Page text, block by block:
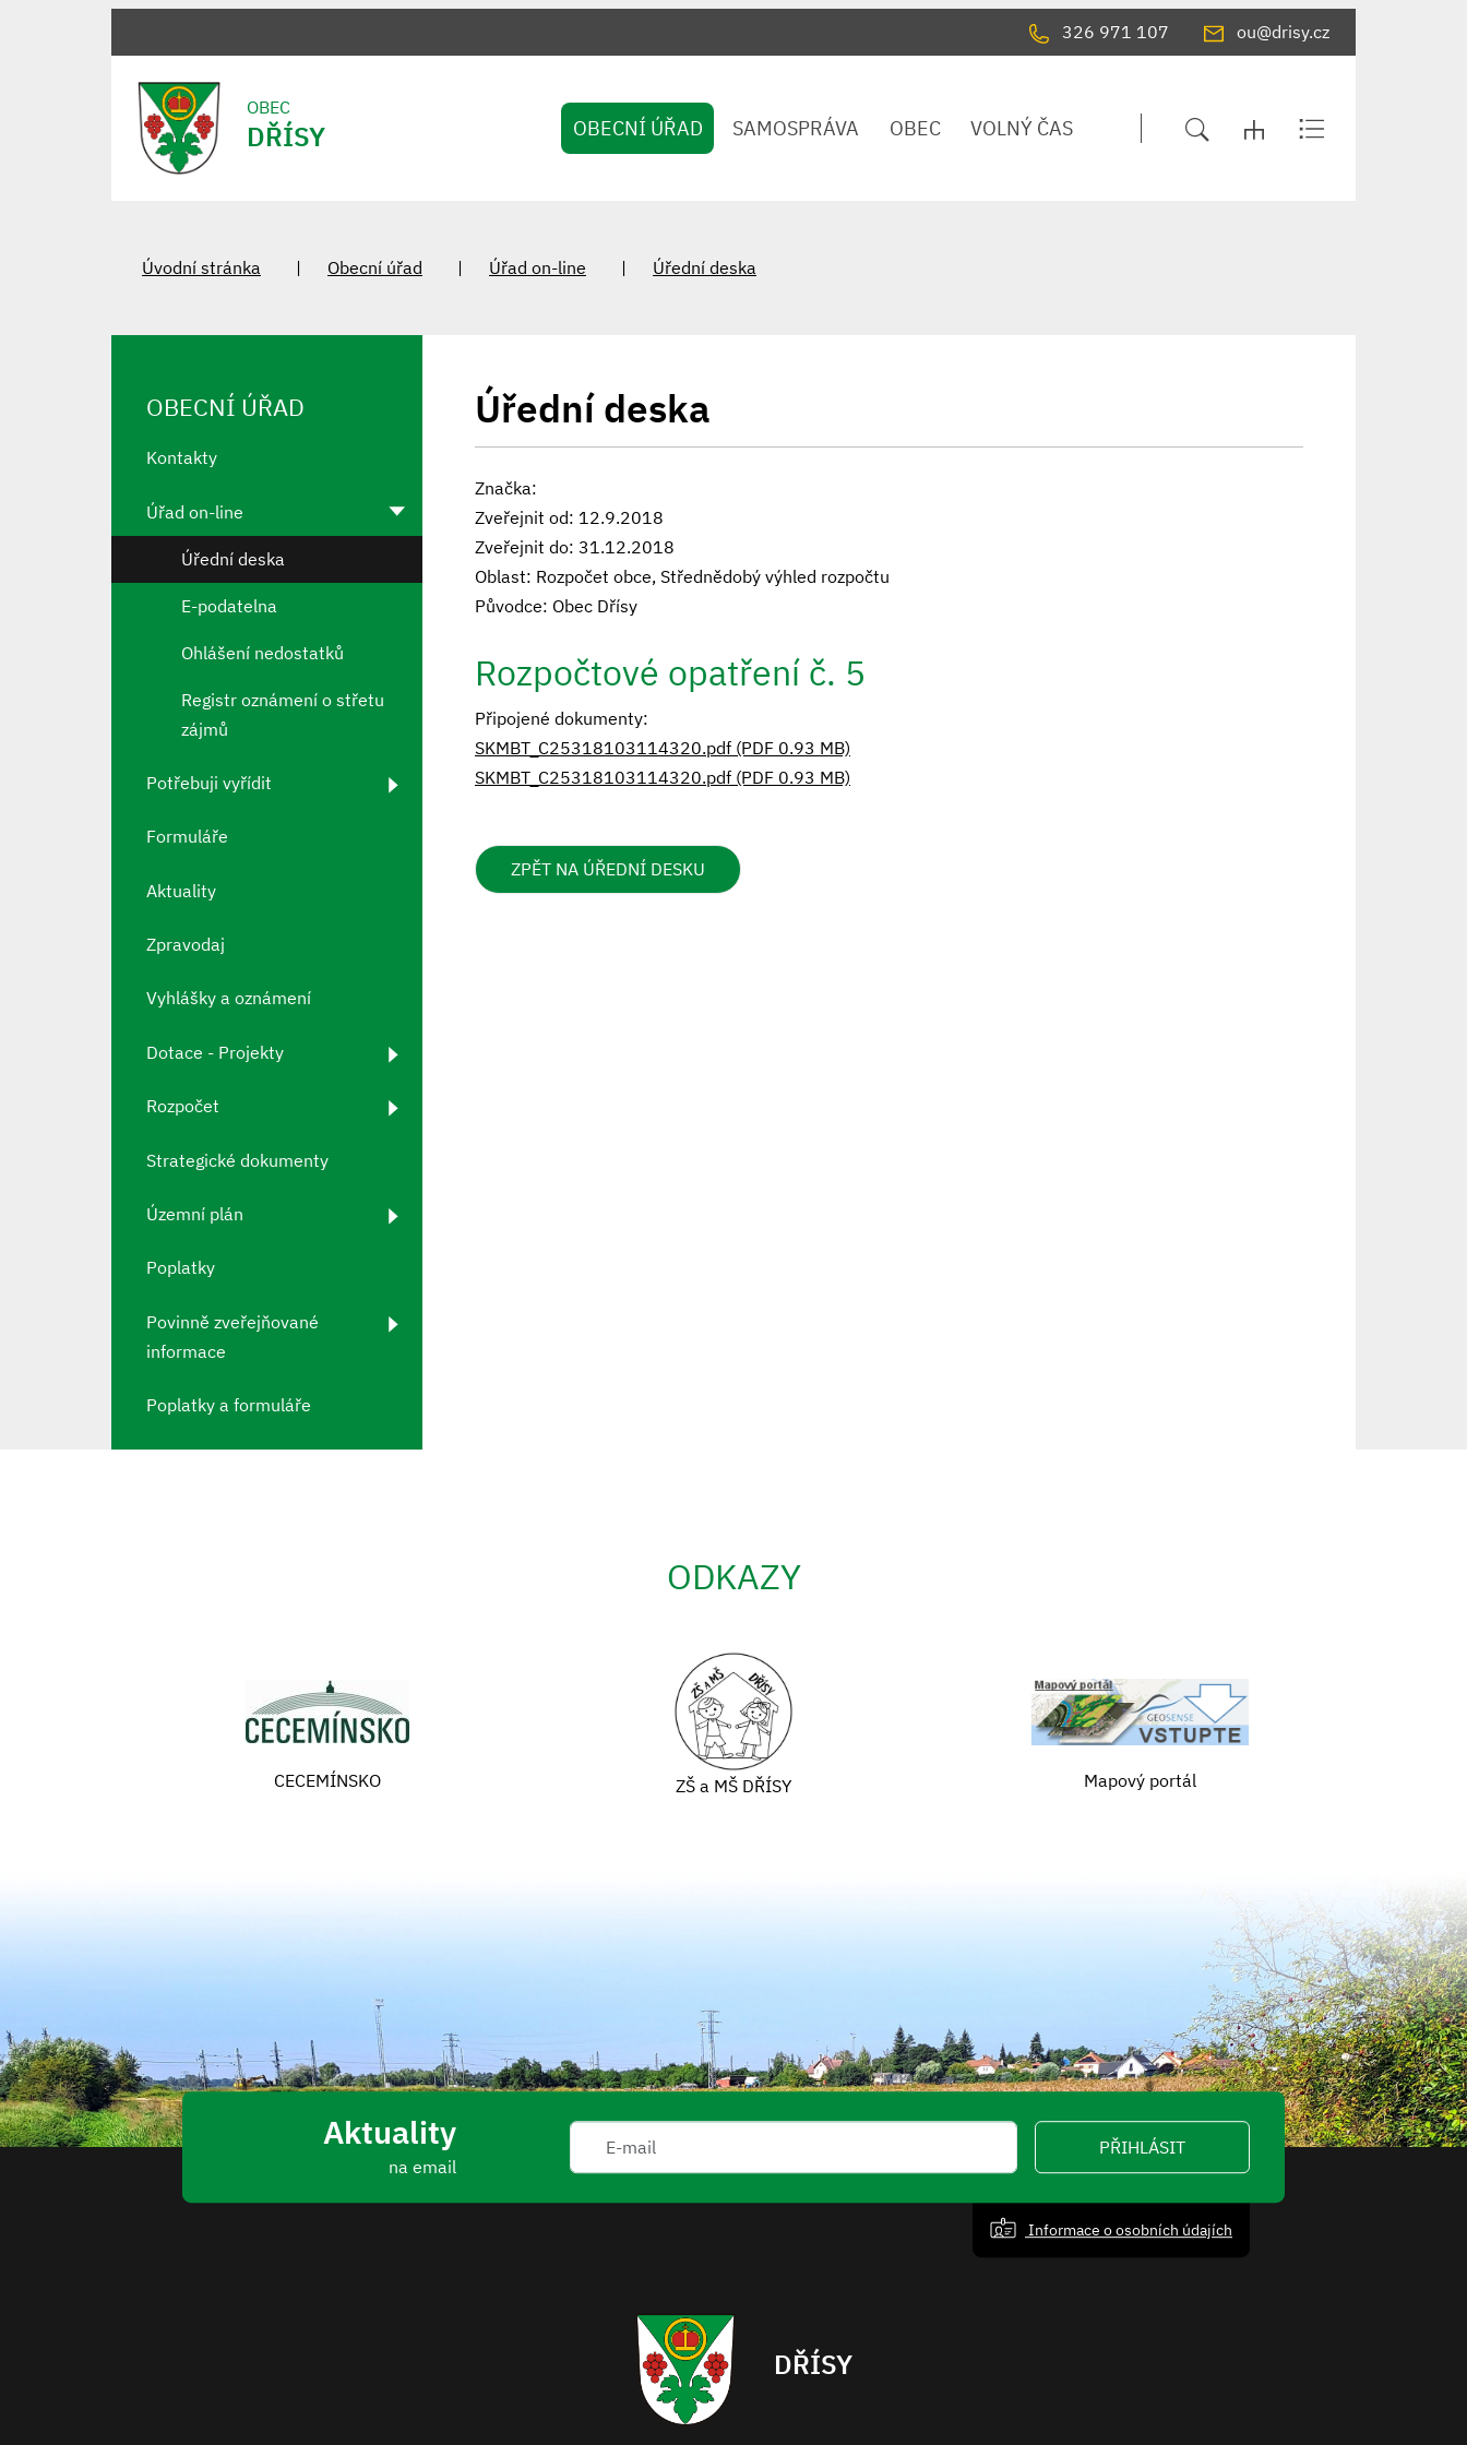
326 971 107 ou@drisy.cz
OBEC
DŘÍSY OBECNÍ ÚŘAD SAMOSPRÁVA OBEC VOLNÝ ČAS
Úvodní stránka Obecní úřad Úřad on-line Úřední deska
Úřední deska
Značka:
Zveřejnit od: 12.9.2018
Zveřejnit do: 31.12.2018
Oblast: Rozpočet obce, Střednědobý výhled rozpočtu
Původce: Obec Dřísy
Rozpočtové opatření č. 5
Připojené dokumenty:
SKMBT_C25318103114320.pdf (PDF 0.93 MB)
SKMBT_C25318103114320.pdf (PDF 0.93 MB)
ZPĚT NA ÚŘEDNÍ DESKU
OBECNÍ ÚŘAD
Kontakty
Úřad on-line
Úřední deska
E-podatelna
Ohlášení nedostatků
Registr oznámení o střetu
zájmů
Potřebuji vyřídit
Formuláře
Aktuality
Zpravodaj
Vyhlášky a oznámení
Dotace - Projekty
Rozpočet
Strategické dokumenty
Územní plán
Poplatky
Povinně zveřejňované
informace
Poplatky a formuláře
ODKAZY
CECEMÍNSKO ZŠ a MŠ DŘÍSY Mapový portál
Aktuality
na email
PŘIHLÁSIT
Informace o osobních údajích
DŘÍSY